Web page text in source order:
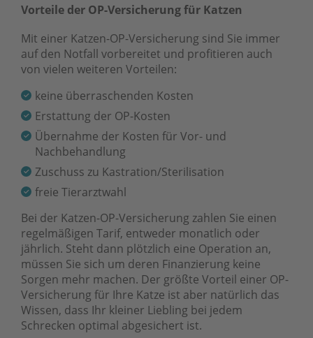
Vorteile der OP-Versicherung für Katzen
Mit einer Katzen-OP-Versicherung sind Sie immer
auf den Notfall vorbereitet und profitieren auch
von vielen weiteren Vorteilen:
keine überraschenden Kosten
Erstattung der OP-Kosten
Übernahme der Kosten für Vor- und
Nachbehandlung
Zuschuss zu Kastration/Sterilisation
freie Tierarztwahl
Bei der Katzen-OP-Versicherung zahlen Sie einen
regelmäßigen Tarif, entweder monatlich oder
jährlich. Steht dann plötzlich eine Operation an,
müssen Sie sich um deren Finanzierung keine
Sorgen mehr machen. Der größte Vorteil einer OP-
Versicherung für Ihre Katze ist aber natürlich das
Wissen, dass Ihr kleiner Liebling bei jedem
Schrecken optimal abgesichert ist.